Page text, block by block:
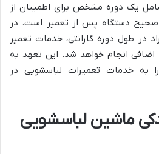
یک دوره مشخص برای اطمینان از
دستگاه پس از تعمیر است. در
در طول دوره گارانتی، خدمات تعمیر
انجام خواهد شد. این تعهد به
به خدمات تعمیرات لباسشویی در
ماشین لباسشویی